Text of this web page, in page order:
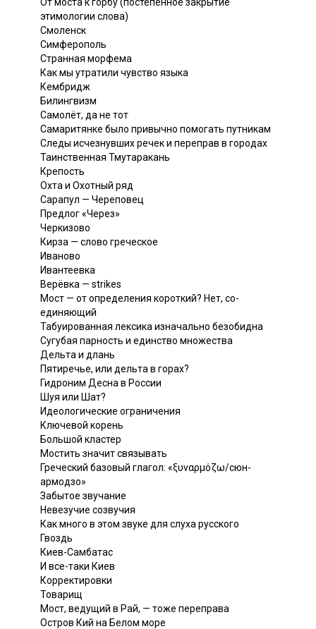
этимологии слова)
Смоленск
Симферополь
Странная морфема
Как мы утратили чувство языка
Кембридж
Билингвизм
Самолёт, да не тот
Самаритянке было привычно помогать путникам
Следы исчезнувших речек и переправ в городах
Таинственная Тмутаракань
Крепость
Охта и Охотный ряд
Сарапул — Череповец
Предлог «Через»
Черкизово
Кирза — слово греческое
Иваново
Ивантеевка
Верёвка — strikes
Мост — от определения короткий? Нет, со-
единяющий
Табуированная лексика изначально безобидна
Сугубая парность и единство множества
Дельта и длань
Пятиречье, или дельта в горах?
Гидроним Десна в России
Шуя или Шат?
Идеологические ограничения
Ключевой корень
Большой кластер
Мостить значит связывать
Греческий базовый глагол: «ξυναρμόζω/сюн-
армодзо»
Забытое звучание
Невезучие созвучия
Как много в этом звуке для слуха русского
Гвоздь
Киев-Самбатас
И все-таки Киев
Корректировки
Товарищ
Мост, ведущий в Рай, — тоже переправа
Остров Кий на Белом море